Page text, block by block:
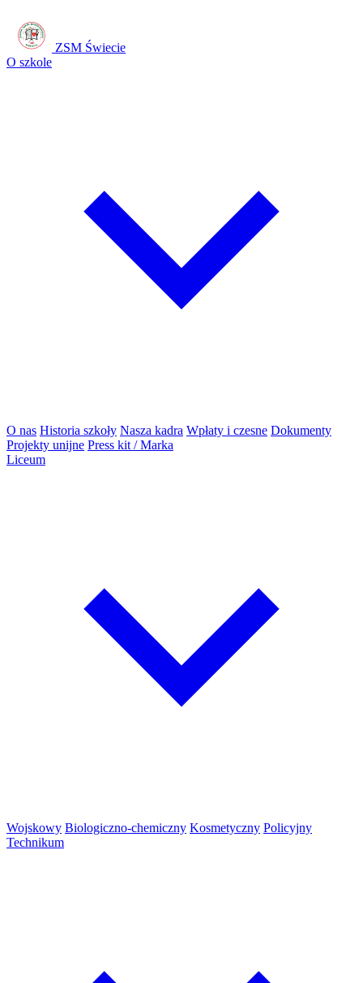
ZSM Świecie
O szkole
O nas Historia szkoły Nasza kadra Wpłaty i czesne Dokumenty
Projekty unijne Press kit / Marka
Liceum
Wojskowy Biologiczno-chemiczny Kosmetyczny Policyjny
Technikum